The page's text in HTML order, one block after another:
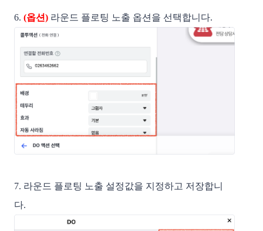
6. (옵션) 라운드 플로팅 노출 옵션을 선택합니다.
7. 라운드 플로팅 노출 설정값을 지정하고 저장합니
다.